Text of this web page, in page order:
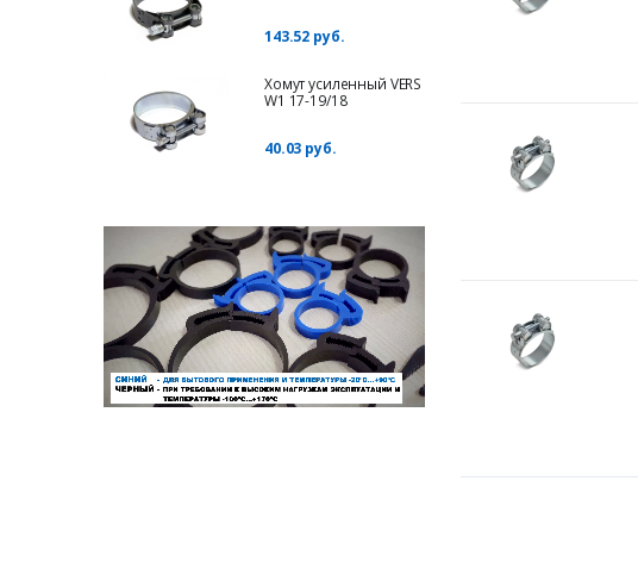
143.52 руб.
Хомут усиленный VERS
W1 17-19/18
40.03 руб.